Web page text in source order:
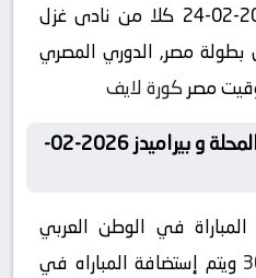
يلتقى اليوم 2026-02-24 كلا من نادى غزل
بطولة مصر, الدوري المصري
كورة لايف
معلومات عن مباراة غزل المحلة و بيراميدز 2026-02-
في الوطن العربي
ويتم إستضافة المباراه في